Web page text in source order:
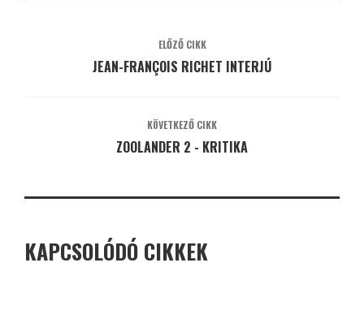
ELŐZŐ CIKK
JEAN-FRANÇOIS RICHET INTERJÚ
KÖVETKEZŐ CIKK
ZOOLANDER 2 - KRITIKA
KAPCSOLÓDÓ CIKKEK